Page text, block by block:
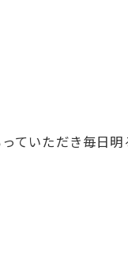
ていただき毎日